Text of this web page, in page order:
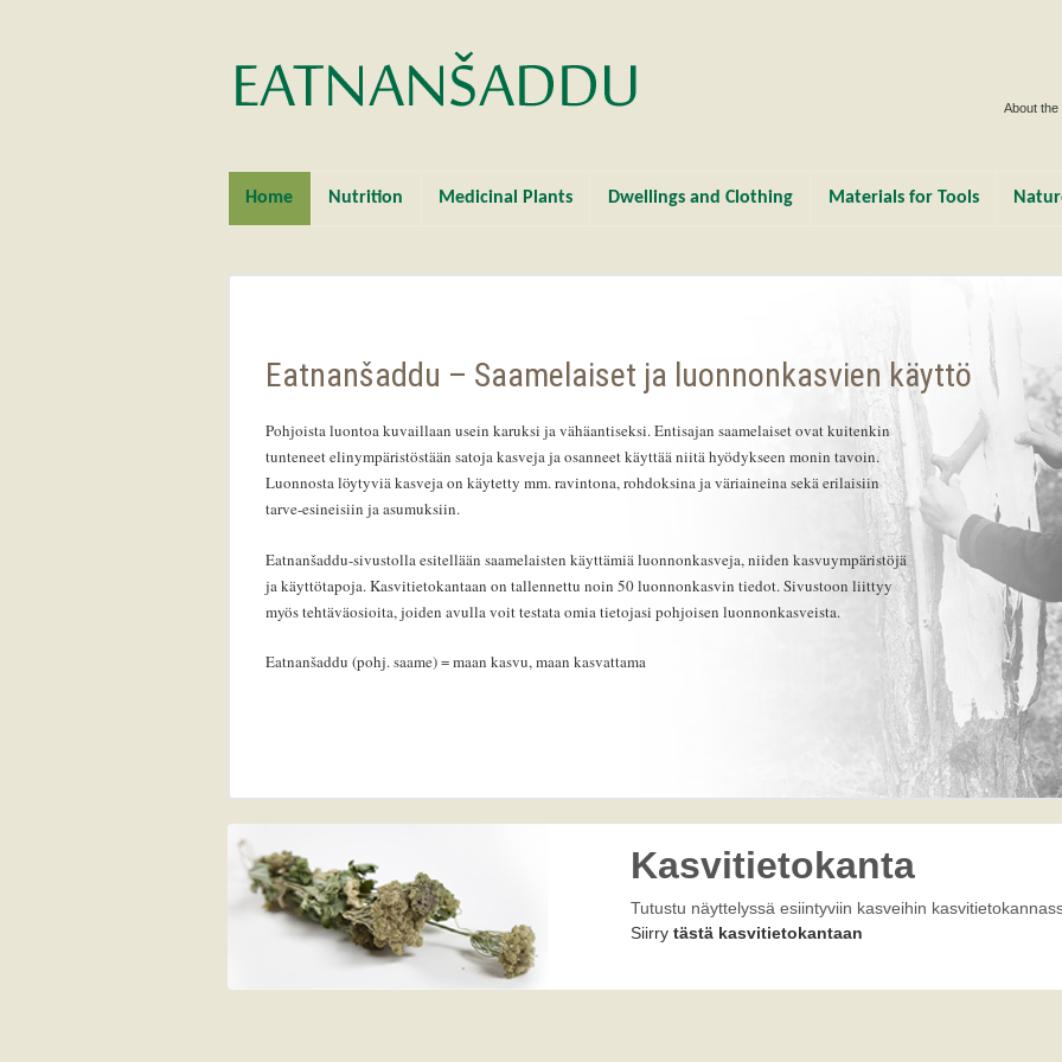
About the
Home Nutrition Medicinal Plants Dwellings and Clothing Materials for Tools
Eatnanšaddu – Saamelaiset ja luonnonkasvien käyttö
Pohjoista luontoa kuvaillaan usein karuksi ja vähäantiseksi. Entisajan saamelaiset ovat kuitenkin
tunteneet elinympäristöstään satoja kasveja ja osanneet käyttää niitä hyödykseen monin tavoin.
Luonnosta löytyviä kasveja on käytetty mm. ravintona, rohdoksina ja väriaineina sekä erilaisiin
tarve-esineisiin ja asumuksiin.
Eatnanšaddu-sivustolla esitellään saamelaisten käyttämiä luonnonkasveja, niiden kasvuympäristöjä
ja käyttötapoja. Kasvitietokantaan on tallennettu noin 50 luonnonkasvin tiedot. Sivustoon liittyy
myös tehtäväosioita, joiden avulla voit testata omia tietojasi pohjoisen luonnonkasveista.
Eatnanšaddu (pohj. saame) = maan kasvu, maan kasvattama
Kasvitietokanta
Tutustu näyttelyssä esiintyviin kasveihin
Siirry tästä kasvitietokantaan